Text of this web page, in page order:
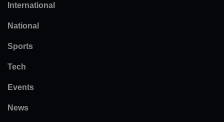
International
National
Sports
Tech
Events
News